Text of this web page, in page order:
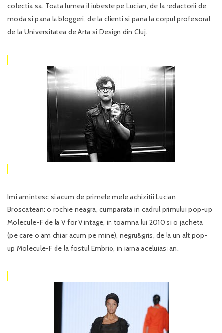
colectia sa. Toata lumea il iubeste pe Lucian, de la redactorii de
moda si pana la bloggeri, de la clienti si pana la corpul profesoral
de la Universitatea de Arta si Design din Cluj.
Imi amintesc si acum de primele mele achizitii Lucian
Broscatean: o rochie neagra, cumparata in cadrul primului pop-up
Molecule-F de la V for Vintage, in toamna lui 2010 si o jacheta
(pe care o am chiar acum pe mine), negru&gris, de la un alt pop-
up Molecule-F de la fostul Embrio, in iarna aceluiasi an.